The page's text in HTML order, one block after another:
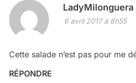
LadyMilonguera
6 avril 2017 à 8h55
Cette salade n’est pas pour me
RÉPONDRE